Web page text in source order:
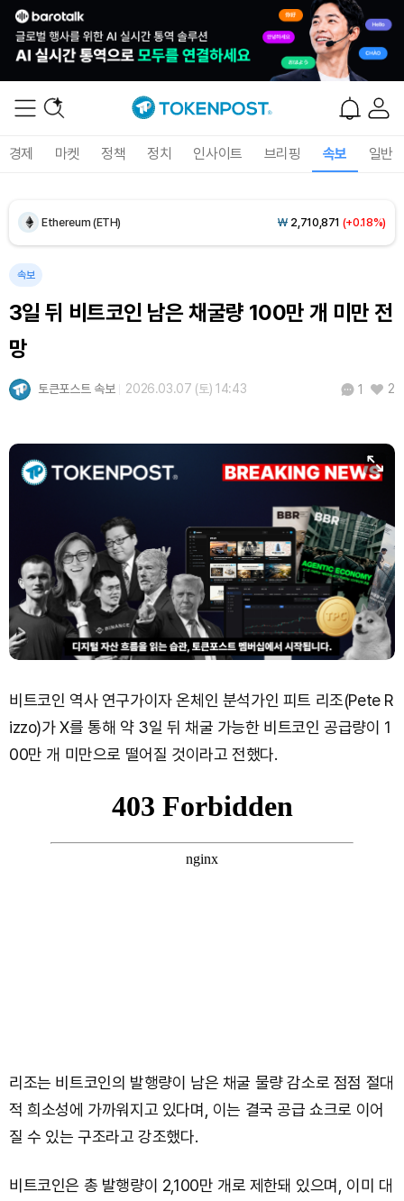
경제 마켓 정책 정치 인사이트 브리핑 속보 일반
Ethereum (ETH) ₩ 2,710,871 (+0.18%)
BNB (BNB) ₩855,478(+0.48%)
Solana (SOL) ₩108,742(+1.10%)
Hyperliquid (HYPE) ₩77,189(+0.18%)
Dogecoin (DOGE) ₩99.40(-0.77%)
Bitcoin (BTC) ₩91,762,896(+0.20%)
속보
3일 뒤 비트코인 남은 채굴량 100만 개 미만 전
망
토큰포스트 속보 2026.03.07 (토) 14:43 1 2
비트코인 역사 연구가이자 온체인 분석가인 피트 리조(Pete R
izzo)가 X를 통해 약 3일 뒤 채굴 가능한 비트코인 공급량이 1
00만 개 미만으로 떨어질 것이라고 전했다.
리조는 비트코인의 발행량이 남은 채굴 물량 감소로 점점 절대
적 희소성에 가까워지고 있다며, 이는 결국 공급 쇼크로 이어
질 수 있는 구조라고 강조했다.
비트코인은 총 발행량이 2,100만 개로 제한돼 있으며, 이미 대